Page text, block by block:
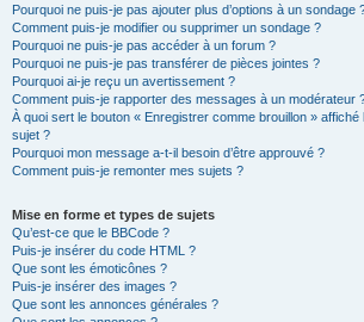
Pourquoi ne puis-je pas ajouter plus d’options à un sondage
Comment puis-je modifier ou supprimer un sondage ?
Pourquoi ne puis-je pas accéder à un forum ?
Pourquoi ne puis-je pas transférer de pièces jointes ?
Pourquoi ai-je reçu un avertissement ?
Comment puis-je rapporter des messages à un modérateur
À quoi sert le bouton « Enregistrer comme brouillon » affiché
sujet ?
Pourquoi mon message a-t-il besoin d’être approuvé ?
Comment puis-je remonter mes sujets ?
Mise en forme et types de sujets
Qu’est-ce que le BBCode ?
Puis-je insérer du code HTML ?
Que sont les émoticônes ?
Puis-je insérer des images ?
Que sont les annonces générales ?